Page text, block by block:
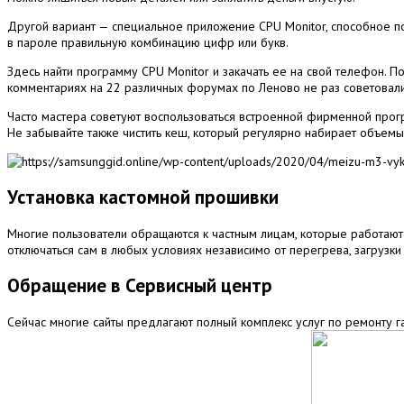
Другой вариант — специальное приложение CPU Monitor, способное
в пароле правильную комбинацию цифр или букв.
Здесь найти программу CPU Monitor и закачать ее на свой
комментариях на 22 различных форумах по Леново не раз
Часто мастера советуют воспользоваться встроенной фирменной
Не забывайте также чистить кеш, который регулярно набирает
Установка кастомной прошивки
Многие пользователи обращаются к частным лицам, которые
отключаться сам в любых условиях независимо от перегрева,
Обращение в Сервисный центр
Сейчас многие сайты предлагают полный комплекс услуг по